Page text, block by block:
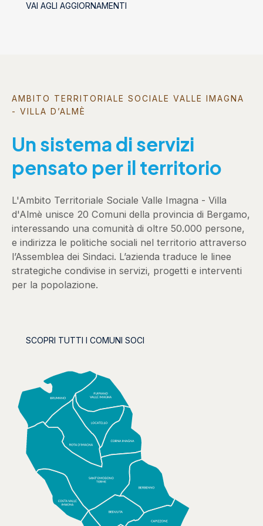
VAI AGLI AGGIORNAMENTI
AMBITO TERRITORIALE SOCIALE VALLE IMAGNA
- VILLA D’ALMÈ
Un sistema di servizi
pensato per il territorio
L'Ambito Territoriale Sociale Valle Imagna - Villa
d'Almè unisce 20 Comuni della provincia di Bergamo,
interessando una comunità di oltre 50.000 persone,
e indirizza le politiche sociali nel territorio attraverso
l’Assemblea dei Sindaci. L’azienda traduce le linee
strategiche condivise in servizi, progetti e interventi
per la popolazione.
SCOPRI TUTTI I COMUNI SOCI